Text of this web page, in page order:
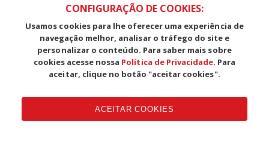
SDS, Edifício Venâncio III, Salas 101/106
CEP: 70393-902 - Brasília - DF
Telefone (61) 3225-1003 - E-mail cnte@cnte.org.br
Trabalhadores(as) na Base
CONFIGURAÇÃO DE COOKIES:
Usamos cookies para lhe oferecer uma experiência de
navegação melhor, analisar o tráfego do site e
personalizar o conteúdo. Para saber mais sobre
cookies acesse nossa Política de Privacidade. Para
aceitar, clique no botão "aceitar cookies".
ACEITAR COOKIES